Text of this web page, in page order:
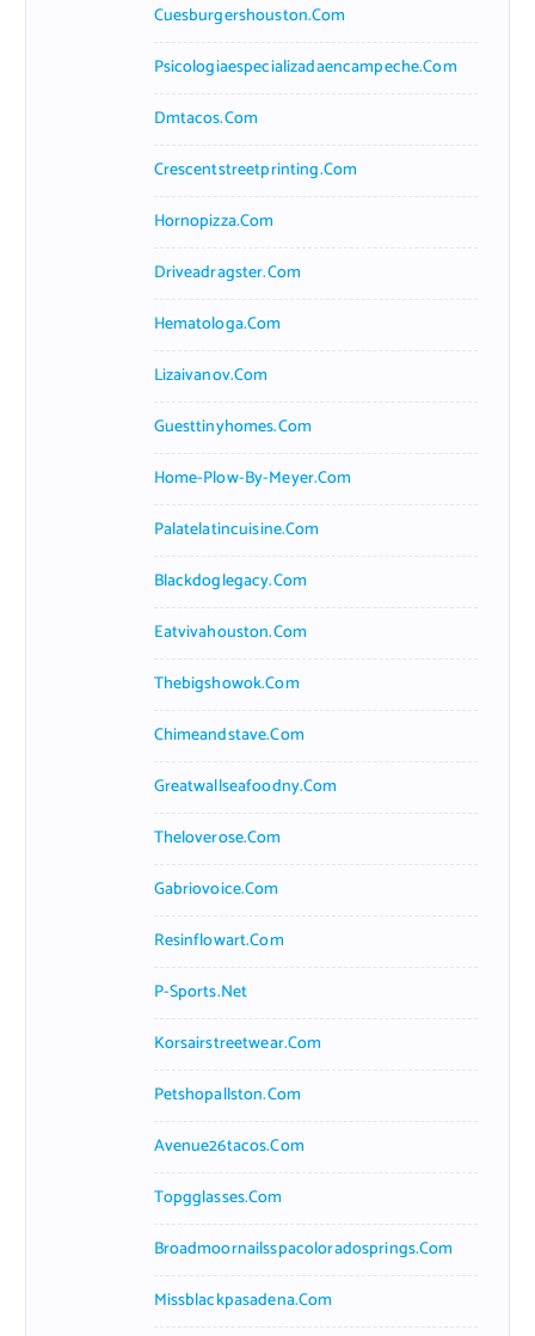
Cuesburgershouston.com
Psicologiaespecializadaencampeche.com
Dmtacos.com
Crescentstreetprinting.com
Hornopizza.com
Driveadragster.com
Hematologa.com
Lizaivanov.com
Guesttinyhomes.com
Home-Plow-By-Meyer.com
Palatelatincuisine.com
Blackdoglegacy.com
Eatvivahouston.com
Thebigshowok.com
Chimeandstave.com
Greatwallseafoodny.com
Theloverose.com
Gabriovoice.com
Resinflowart.com
P-Sports.net
Korsairstreetwear.com
Petshopallston.com
Avenue26tacos.com
Topgglasses.com
Broadmoornailsspacoloradosprings.com
Missblackpasadena.com